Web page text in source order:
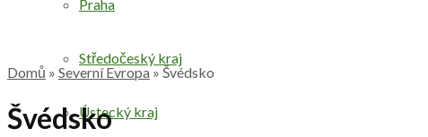
Praha
Středočeský kraj
Ústecký kraj
Domů » Severní Evropa» Švédsko
Švédsko